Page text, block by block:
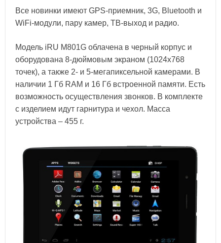
Все новинки имеют GPS-приемник, 3G, Bluetooth и
WiFi-модули, пару камер, ТВ-выход и радио.
Модель iRU M801G облачена в черный корпус и
оборудована 8-дюймовым экраном (1024х768
точек), а также 2- и 5-мегапиксельной камерами. В
наличии 1 Гб RAM и 16 Гб встроенной памяти. Есть
возможность осуществления звонков. В комплекте
с изделием идут гарнитура и чехол. Масса
устройства – 455 г.